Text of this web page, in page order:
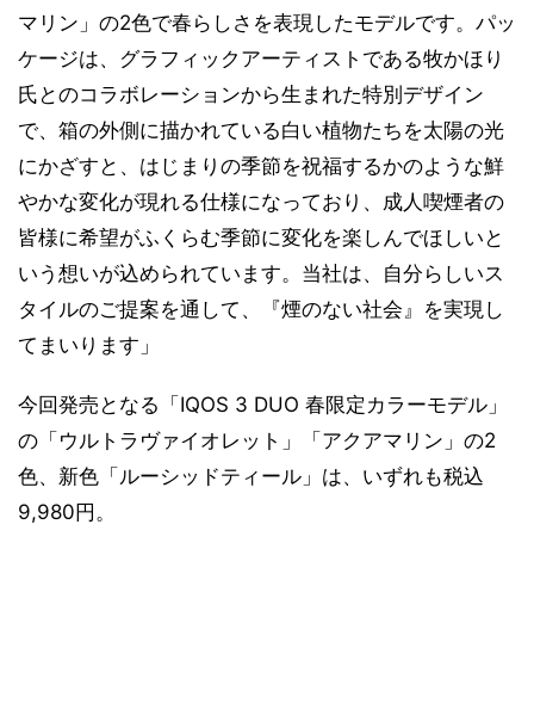
マリン」の2色で春らしさを表現したモデルです。パッ
ケージは、グラフィックアーティストである牧かほり
氏とのコラボレーションから生まれた特別デザイン
で、箱の外側に描かれている白い植物たちを太陽の光
にかざすと、はじまりの季節を祝福するかのような鮮
やかな変化が現れる仕様になっており、成人喫煙者の
皆様に希望がふくらむ季節に変化を楽しんでほしいと
いう想いが込められています。当社は、自分らしいス
タイルのご提案を通して、『煙のない社会』を実現し
てまいります」
今回発売となる「IQOS 3 DUO 春限定カラーモデル」
の「ウルトラヴァイオレット」「アクアマリン」の2
色、新色「ルーシッドティール」は、いずれも税込
9,980円。